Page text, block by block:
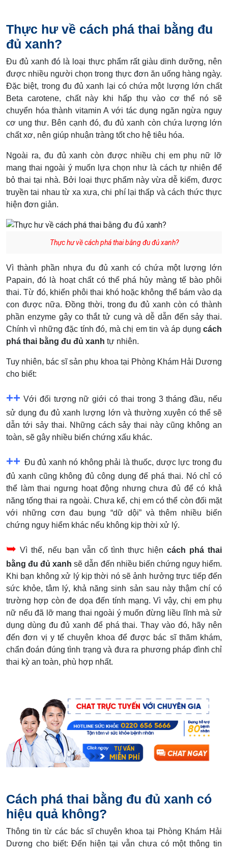
Thực hư về cách phá thai bằng đu
đủ xanh?
Đu đủ xanh đó là loại thực phẩm rất giàu dinh dưỡng, nên
được nhiều người chọn trong thực đơn ăn uống hàng ngày.
Đặc biệt, trong đu đủ xanh lại có chứa một lượng lớn chất
Beta carotene, chất này khi hấp thụ vào cơ thể nó sẽ
chuyển hóa thành vitamin A với tác dụng ngăn ngừa nguy
cơ ung thư. Bên cạnh đó, đu đủ xanh còn chứa lượng lớn
chất xơ, nên giúp nhuận tràng tốt cho hệ tiêu hóa.
Ngoài ra, đu đủ xanh còn được nhiều chị em phụ nữ lỡ
mang thai ngoài ý muốn lựa chọn như là cách tự nhiên để
bỏ thai tại nhà. Bởi loại thực phẩm này vừa dễ kiếm, được
truyền tai nhau từ xa xưa, chi phí lại thấp và cách thức thực
hiện đơn giản.
Thực hư về cách phá thai bằng đu đủ xanh?
Vì thành phần nhựa đu đủ xanh có chứa một lượng lớn
Papain, đó là hoạt chất có thể phá hủy màng tế bào phôi
thai. Từ đó, khiến phôi thai khó hoặc không thể bám vào dạ
con được nữa. Đồng thời, trong đu đủ xanh còn có thành
phần enzyme gây co thắt tử cung và dễ dẫn đến sảy thai.
Chính vì những đặc tính đó, mà chị em tin và áp dụng cách
phá thai bằng đu đủ xanh tự nhiên.
Tuy nhiên, bác sĩ sản phụ khoa tại Phòng Khám Hải Dương
cho biết:
++ Với đối tượng nữ giới có thai trong 3 tháng đầu, nếu
sử dụng đu đủ xanh lượng lớn và thường xuyên có thể sẽ
dẫn tới sảy thai. Những cách sảy thai này cũng không an
toàn, sẽ gây nhiều biến chứng xấu khác.
++ Đu đủ xanh nó không phải là thuốc, dược lực trong đu
đủ xanh cũng không đủ công dụng để phá thai. Nó chỉ có
thể làm thai ngưng hoạt động nhưng chưa đủ để có khả
năng tống thai ra ngoài. Chưa kể, chị em có thể còn đối mặt
với những cơn đau bụng “dữ dội” và thêm nhiều biến
chứng nguy hiểm khác nếu không kịp thời xử lý.
➥ Vì thế, nếu bạn vẫn cố tình thực hiệncách phá thai
bằng đu đủ xanhsẽ dẫn đến nhiều biến chứng nguy hiểm.
Khi bạn không xử lý kịp thời nó sẽ ảnh hưởng trực tiếp đến
sức khỏe, tâm lý, khả năng sinh sản sau này thậm chí có
trường hợp còn đe dọa đến tính mạng. Vì vậy, chị em phụ
nữ nếu đã lỡ mang thai ngoài ý muốn đừng liều lĩnh mà sử
dụng dùng đu đủ xanh để phá thai. Thay vào đó, hãy nên
đến đơn vị y tế chuyên khoa để được bác sĩ thăm khám,
chẩn đoán đúng tình trạng và đưa ra phương pháp đình chỉ
thai kỳ an toàn, phù hợp nhất.
Cách phá thai bằng đu đủ xanh có
hiệu quả không?
Thông tin từ các bác sĩ chuyên khoa tại Phòng Khám Hải
Dương cho biết: Đến hiện tại vẫn chưa có một thông tin